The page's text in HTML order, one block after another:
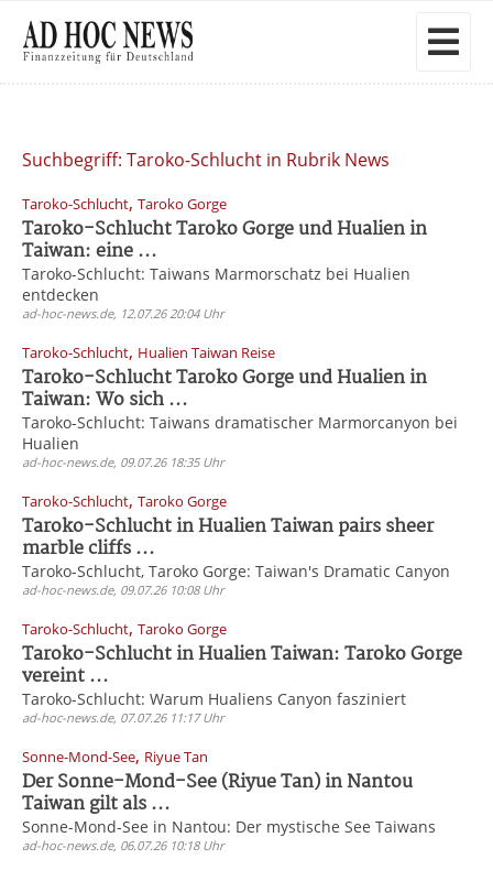
Suchbegriff: Taroko-Schlucht in Rubrik News
Taroko-Schlucht, Taroko Gorge
Taroko-Schlucht Taroko Gorge und Hualien in
Taiwan: eine ...
Taroko-Schlucht: Taiwans Marmorschatz bei Hualien
entdecken
ad-hoc-news.de, 12.07.26 20:04 Uhr
Taroko-Schlucht, Hualien Taiwan Reise
Taroko-Schlucht Taroko Gorge und Hualien in
Taiwan: Wo sich ...
Taroko-Schlucht: Taiwans dramatischer Marmorcanyon bei
Hualien
ad-hoc-news.de, 09.07.26 18:35 Uhr
Taroko-Schlucht, Taroko Gorge
Taroko-Schlucht in Hualien Taiwan pairs sheer
marble cliffs ...
Taroko-Schlucht, Taroko Gorge: Taiwan's Dramatic Canyon
ad-hoc-news.de, 09.07.26 10:08 Uhr
Taroko-Schlucht, Taroko Gorge
Taroko-Schlucht in Hualien Taiwan: Taroko Gorge
vereint ...
Taroko-Schlucht: Warum Hualiens Canyon fasziniert
ad-hoc-news.de, 07.07.26 11:17 Uhr
Sonne-Mond-See, Riyue Tan
Der Sonne-Mond-See (Riyue Tan) in Nantou
Taiwan gilt als ...
Sonne-Mond-See in Nantou: Der mystische See Taiwans
ad-hoc-news.de, 06.07.26 10:18 Uhr